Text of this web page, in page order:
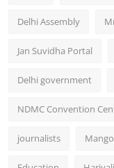
Delhi Assembly
Jan Suvidha Portal
Delhi government
NDMC Convention
journalists